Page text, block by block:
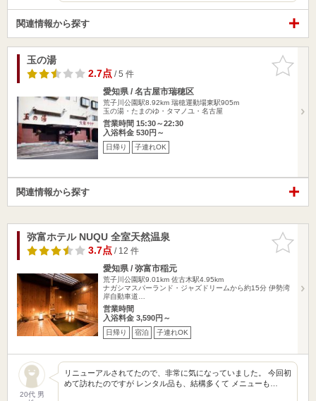
関連情報から探す
お気に入
りに追加
玉の湯
2.7点/ 5 件
愛知県 / 名古屋市瑞穂区
荒子川公園駅8.92km 瑞穂運動場東駅905m
玉の湯・たまのゆ・タマノユ・名古屋
営業時間 15:30～22:30
入浴料金 530円～
日帰り 子連れOK
関連情報から探す
お気に入
りに追加
弥富ホテル NUQU 全室天然温泉
3.7点/ 12 件
愛知県 / 弥富市稲元
荒子川公園駅9.01km 佐古木駅4.95km
ナガシマスパーランド・ジャズドリームから約15分 伊勢湾
岸自動車道…
営業時間
入浴料金 3,590円～
日帰り 宿泊 子連れOK
20代 男
リニューアルされてたので、非常に気になっていました。 今回初
めて訪れたのですが レンタル品も、結構多くて メニューも…